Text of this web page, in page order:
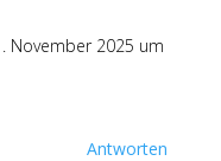
November 2025 um
Antworten